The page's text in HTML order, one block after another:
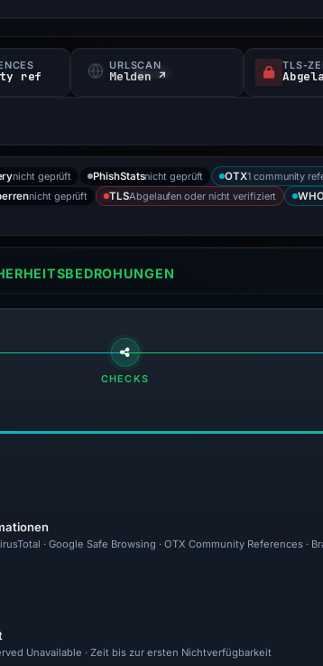
ref
URLSCAN
Melden ↗
TLS-
nicht geprüft PhishStatsnicht geprüft OTX1 community
nicht geprüft TLSAbgelaufen oder nicht verifiziert
CHECKS
· Google Safe Browsing · OTX Community References
Unavailable · Zeit bis zur ersten Nichtverfügbarkeit